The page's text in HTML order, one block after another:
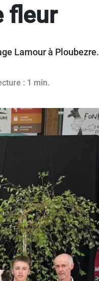
fleur
Lamour à Ploubezre.
: 1 min.